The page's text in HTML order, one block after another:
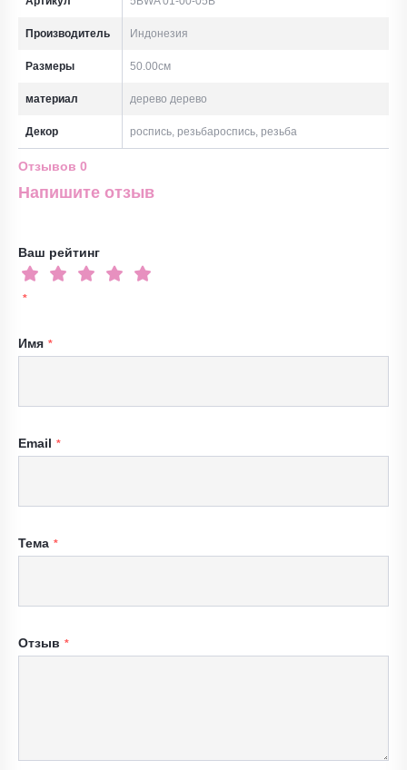
Производитель Индонезия
Размеры 50.00см
материал дерево дерево
Декор роспись, резьбароспись, резьба
Отзывов 0
Напишите отзыв
Ваш рейтинг
Имя
Email
Тема
Отзыв